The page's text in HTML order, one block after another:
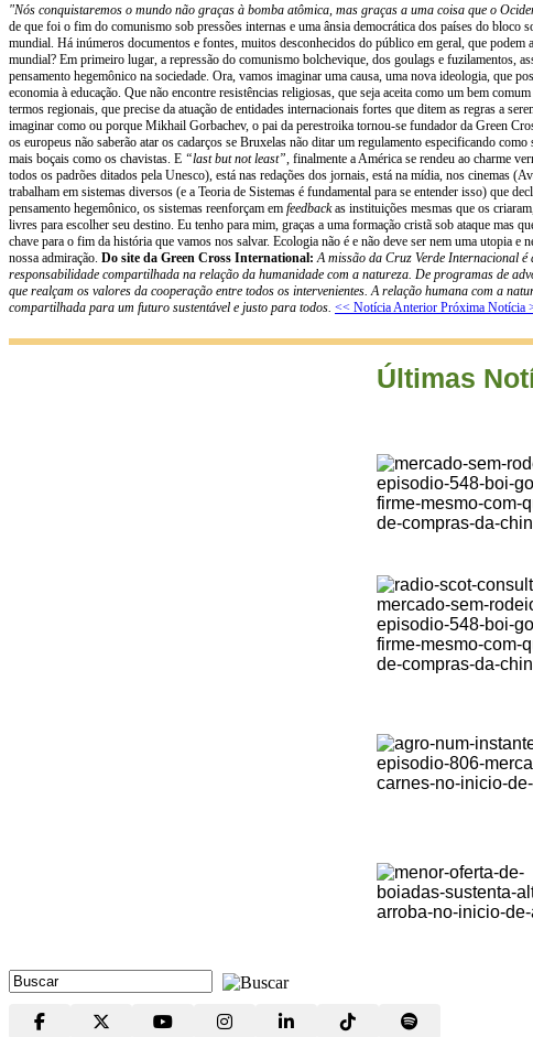
"Nós conquistaremos o mundo não graças à bomba atômica, mas graças a uma coisa que o
de que foi o fim do comunismo sob pressões internas e uma ânsia democrática dos países do
mundial. Há inúmeros documentos e fontes, muitos desconhecidos do público em geral, que
mundial? Em primeiro lugar, a repressão do comunismo bolchevique, dos goulags e fuzilamentos,
pensamento hegemônico na sociedade. Ora, vamos imaginar uma causa, uma nova ideologia, que
economia à educação. Que não encontre resistências religiosas, que seja aceita como um bem
termos regionais, que precise da atuação de entidades internacionais fortes que ditem as regras a
imaginar como ou porque Mikhail Gorbachev, o pai da perestroika tornou-se fundador da Green
os europeus não saberão atar os cadarços se Bruxelas não ditar um regulamento especificando
mais boçais como os chavistas. E “last but not least”, finalmente a América se rendeu ao charme
todos os padrões ditados pela Unesco), está nas redações dos jornais, está na mídia, nos cinemas
trabalham em sistemas diversos (e a Teoria de Sistemas é fundamental para se entender isso) que
pensamento hegemônico, os sistemas reenforçam em feedbackas instituições mesmas que os
livres para escolher seu destino. Eu tenho para mim, graças a uma formação cristã sob ataque mas
chave para o fim da história que vamos nos salvar. Ecologia não é e não deve ser nem uma utopia
nossa admiração. Do site da Green Cross International: A missão da Cruz Verde Internacional
responsabilidade compartilhada na relação da humanidade com a natureza. De programas de
que realçam os valores da cooperação entre todos os intervenientes. A relação humana com a
compartilhada para um futuro sustentável e justo para todos. << Notícia Anterior Próxima Notícia
Últimas